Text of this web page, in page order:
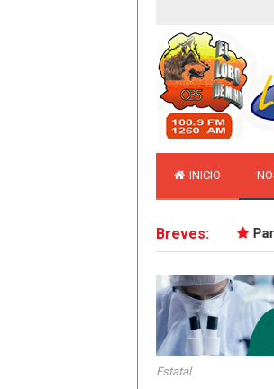
INICIO
Breves:
en caso Dafne; tiene 18 años Parte
Estatal